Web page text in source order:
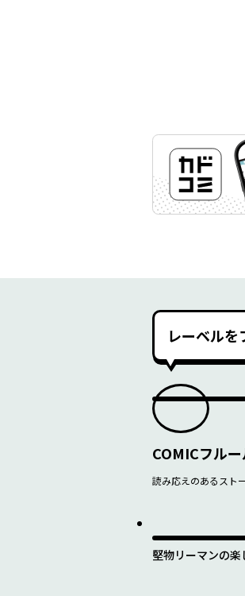
レーベルを
COMICフル
読み応えのあるスト
堅物リーマンの楽